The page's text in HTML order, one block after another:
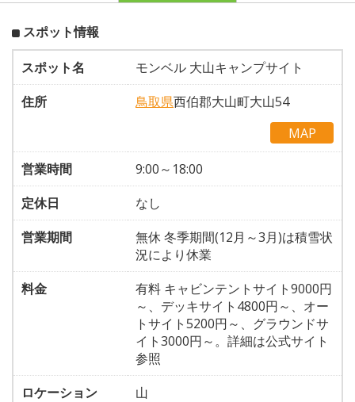
スポット情報
スポット名
モンベル 大山キャンプサイト
住所
鳥取県西伯郡大山町大山54
MAP
営業時間
9:00～18:00
定休日
なし
営業期間
無休 冬季期間(12月～3月)は積雪状
況により休業
料金
有料 キャビンテントサイト9000円
～、デッキサイト4800円～、オー
トサイト5200円～、グラウンドサ
イト3000円～。詳細は公式サイト
参照
ロケーション
山